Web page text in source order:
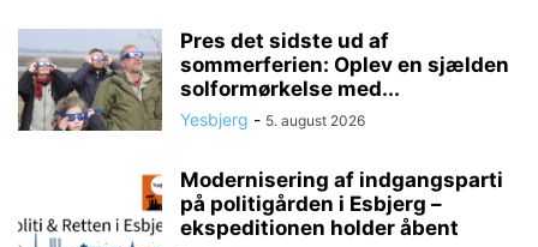
Pres det sidste ud af
sommerferien: Oplev en sjælden
solformørkelse med...
Yesbjerg - 5. august 2026
Modernisering af indgangsparti
på politigården i Esbjerg –
ekspeditionen holder åbent